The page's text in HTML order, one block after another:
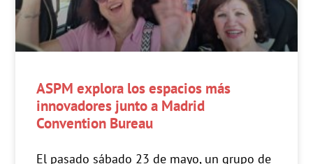
ASPM explora los espacios más
innovadores junto a Madrid
Convention Bureau
El pasado sábado 23 de mayo, un grupo de